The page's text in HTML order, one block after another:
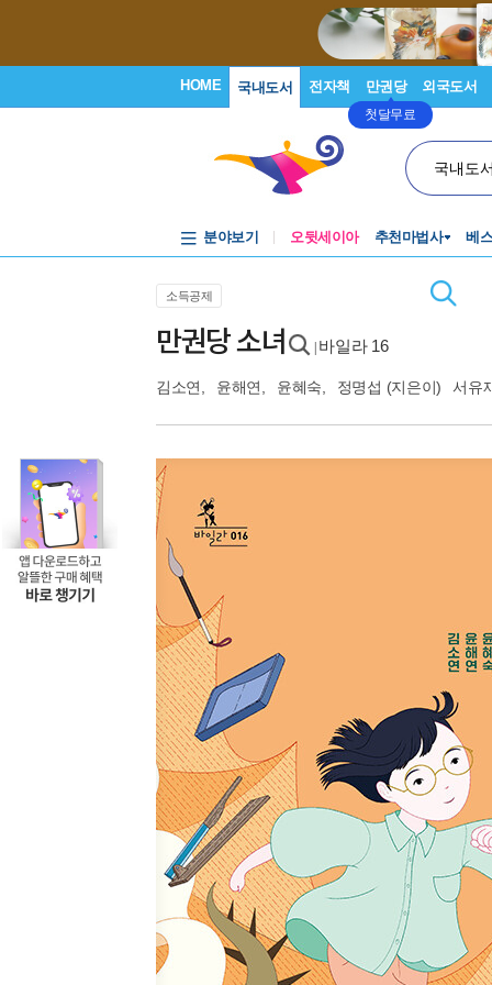
HOME 국내도서 전자책 만권당
첫달무료
외국도서
국내도
분야보기 오뒷세이아 추천마법사 베
소득공제
만권당 소녀 바일라 16
김소연 윤해연 윤혜숙 정명섭 (지은이) 서유